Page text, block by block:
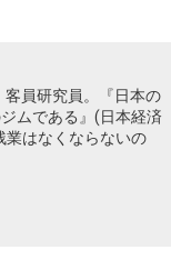
員研究員。『日本の
ムである』(日本経済
業はなくならないの